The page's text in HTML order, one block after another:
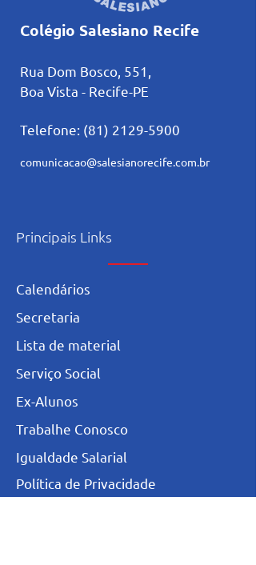
Colégio Salesiano Recife
Rua Dom Bosco, 551,
Boa Vista - Recife-PE
Telefone: (81) 2129-5900
comunicacao@salesianorecife.com.br
Principais Links
Calendários
Secretaria
L ista de material
Serviço Social
Ex-Alunos
Trabalhe Conosco
Igualdade Salarial
Política de Privacidade